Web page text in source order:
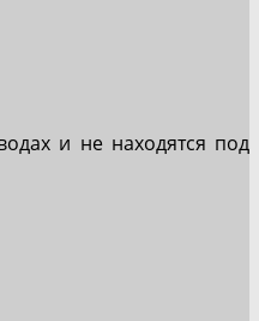
и не находятся под